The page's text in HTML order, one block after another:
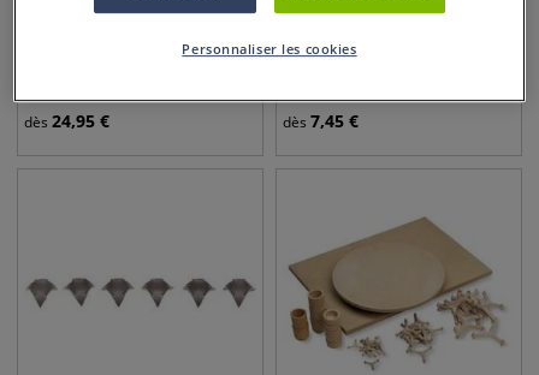
Support à étages Pyrotec
dès 24,95 €
Tige de cuisson de rechange
dès 7,45 €
Personnaliser les cookies